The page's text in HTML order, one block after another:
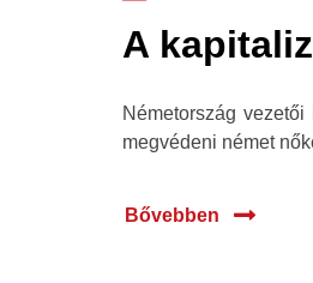
A
Németország
megvédeni német
Bővebben